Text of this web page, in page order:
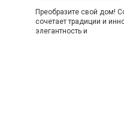
Преобразите свой дом!
сочетает традиции и
элегантность и